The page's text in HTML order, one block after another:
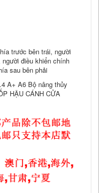
trước bên trái, người
điều khiển chính
sau bên phải